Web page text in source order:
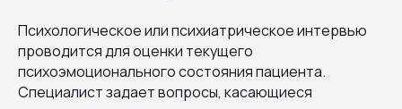
Психологическое или психиатрическое интервью
проводится для оценки текущего
психоэмоционального состояния пациента.
Специалист задает вопросы, касающиеся